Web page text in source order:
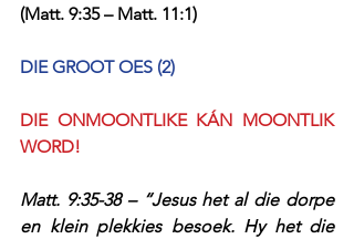
(Matt. 9:35 – Matt. 11:1)
DIE GROOT OES (2)
DIE ONMOONTLIKE KÁN MOONTLIK
WORD!
Matt. 9:35-38 – “Jesus het al die dorpe
en klein plekkies besoek. Hy het die